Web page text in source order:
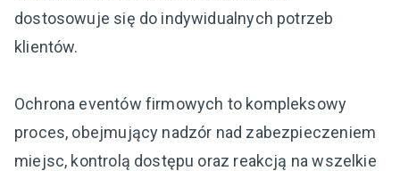
dostosowuje się do indywidualnych potrzeb
klientów.
Ochrona eventów firmowych to kompleksowy
proces, obejmujący nadzór nad zabezpieczeniem
miejsc, kontrolą dostępu oraz reakcją na wszelkie